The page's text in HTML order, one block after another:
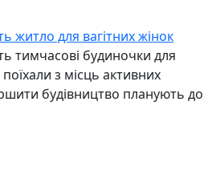
житло для вагітних жінок
тимчасові будиночки для
поїхали з місць активних
будівництво планують до